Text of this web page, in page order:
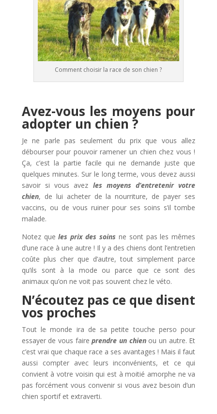
Comment choisir la race de son chien ?
Avez-vous les moyens pour
adopter un chien ?
Je ne parle pas seulement du prix que vous allez
débourser pour pouvoir ramener un chien chez vous !
Ça, c’est la partie facile qui ne demande juste que
quelques minutes. Sur le long terme, vous devez aussi
savoir si vous avez les moyens d’entretenir votre
chien, de lui acheter de la nourriture, de payer ses
vaccins, ou de vous ruiner pour ses soins s’il tombe
malade.
Notez que les prix des soins ne sont pas les mêmes
d’une race à une autre ! Il y a des chiens dont l’entretien
coûte plus cher que d’autre, tout simplement parce
qu’ils sont à la mode ou parce que ce sont des
animaux qu’on ne voit pas souvent chez le véto.
N’écoutez pas ce que disent
vos proches
Tout le monde ira de sa petite touche perso pour
essayer de vous faireprendre un chienou un autre. Et
c’est vrai que chaque race a ses avantages ! Mais il faut
aussi compter avec leurs inconvénients, et ce qui
convient à votre voisin qui est à moitié amorphe ne va
pas forcément vous convenir si vous avez besoin d’un
chien sportif et extraverti.